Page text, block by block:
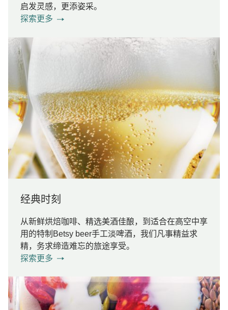
启发灵感，更添姿采。
探索更多
经典时刻
从新鲜烘焙咖啡、精选美酒佳酿，到适合在高空中享
用的特制Betsy beer手工淡啤酒，我们凡事精益求
精，务求缔造难忘的旅途享受。
探索更多